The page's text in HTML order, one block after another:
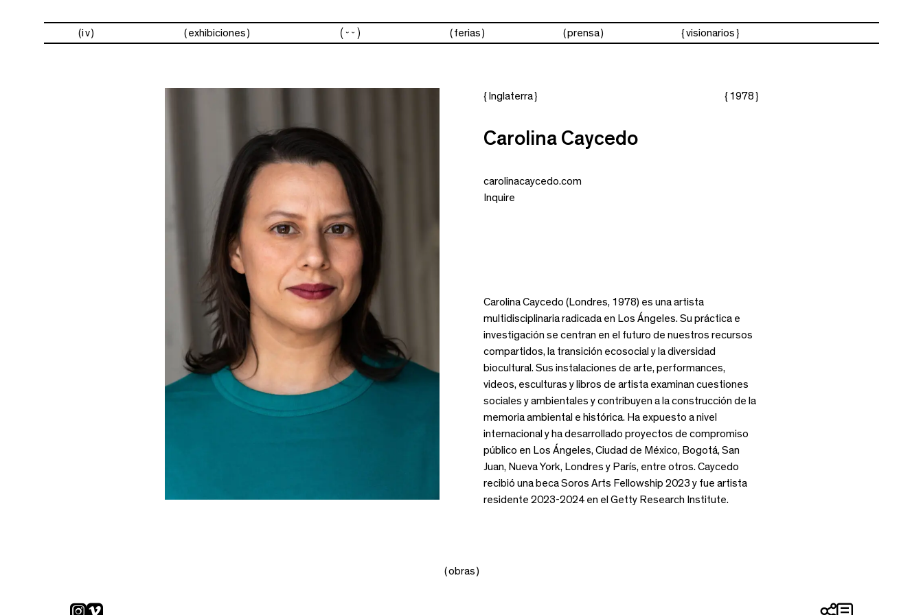
(iv) exhibiciones ferias prensa visionarios
{ Inglaterra } { 1978 }
Carolina Caycedo
carolinacaycedo.com
Inquire
Carolina Caycedo (Londres, 1978) es una artista
multidisciplinaria radicada en Los Ángeles. Su práctica e
investigación se centran en el futuro de nuestros recursos
compartidos, la transición ecosocial y la diversidad
biocultural. Sus instalaciones de arte, performances,
videos, esculturas y libros de artista examinan cuestiones
sociales y ambientales y contribuyen a la construcción de la
memoria ambiental e histórica. Ha expuesto a nivel
internacional y ha desarrollado proyectos de compromiso
público en Los Ángeles, Ciudad de México, Bogotá, San
Juan, Nueva York, Londres y París, entre otros. Caycedo
recibió una beca Soros Arts Fellowship 2023 y fue artista
residente 2023-2024 en el Getty Research Institute.
( obras )